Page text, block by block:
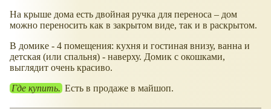
На крыше дома есть двойная ручка для переноса – дом
можно переносить как в закрытом виде, так и в раскрытом.
В домике - 4 помещения: кухня и гостиная внизу, ванна и
детская (или спальня) - наверху. Домик с окошками,
выглядит очень красиво.
Где купить. Есть в продаже в майшоп.